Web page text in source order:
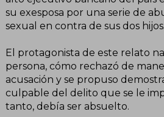
su exesposa por una serie de
sexual en contra de sus dos hijos.
El protagonista de este relato
persona, cómo rechazó de
acusación y se propuso
culpable del delito que se le
tanto, debía ser absuelto.